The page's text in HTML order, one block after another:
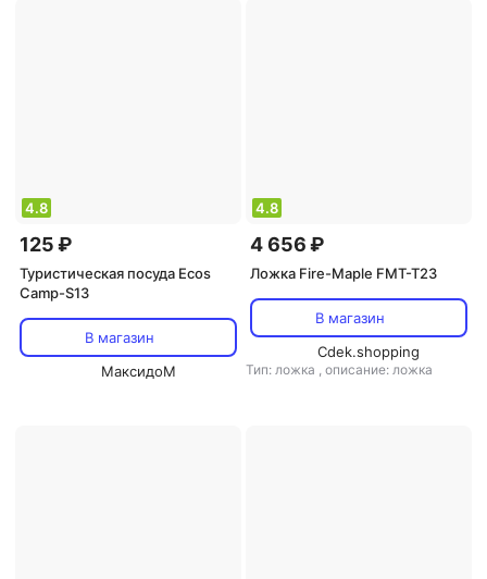
4.8
125 ₽
Туристическая посуда Ecos
Camp-S13
В магазин
МаксидоМ
4.8
4 656 ₽
Ложка Fire-Maple FMT-T23
В магазин
Cdek.shopping
Тип: ложка , описание: ложка